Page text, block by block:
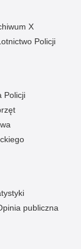
X
Policji
Policji
publiczna